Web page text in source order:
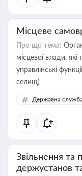
Місцеве
Про що тема:
місцевої влади,
управлінські
селищ)
Державна
Звільнення та
держустанов